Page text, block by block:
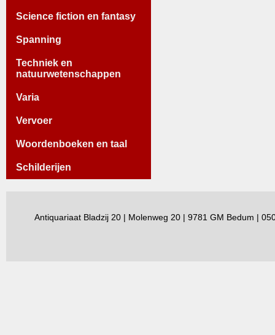
Science fiction en fantasy
Spanning
Techniek en
natuurwetenschappen
Varia
Vervoer
Woordenboeken en taal
Schilderijen
Antiquariaat Bladzij 20 | Molenweg 20 | 9781 GM Bedum |